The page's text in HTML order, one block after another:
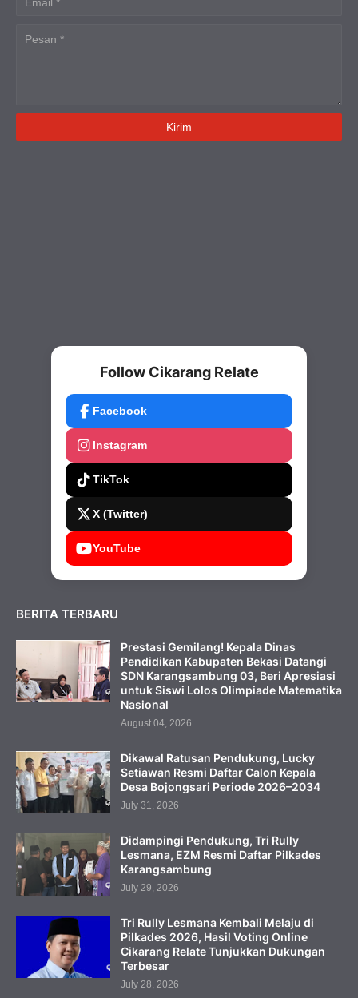
Follow Cikarang Relate
Facebook
Instagram
TikTok
X (Twitter)
YouTube
BERITA TERBARU
Prestasi Gemilang! Kepala Dinas
Pendidikan Kabupaten Bekasi Datangi
SDN Karangsambung 03, Beri Apresiasi
untuk Siswi Lolos Olimpiade Matematika
Nasional
August 04, 2026
Dikawal Ratusan Pendukung, Lucky
Setiawan Resmi Daftar Calon Kepala
Desa Bojongsari Periode 2026–2034
July 31, 2026
Didampingi Pendukung, Tri Rully
Lesmana, EZM Resmi Daftar Pilkades
Karangsambung
July 29, 2026
Tri Rully Lesmana Kembali Melaju di
Pilkades 2026, Hasil Voting Online
Cikarang Relate Tunjukkan Dukungan
Terbesar
July 28, 2026